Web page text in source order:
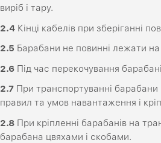
виріб і тару.
2.4 Кінці кабелів при зберіганні
2.5 Барабани не повинні лежати
2.6 Під час перекочування
2.7 При транспортуванні барабани
правил та умов навантаження і
2.8 При кріпленні барабанів на
барабана цвяхами і скобами.